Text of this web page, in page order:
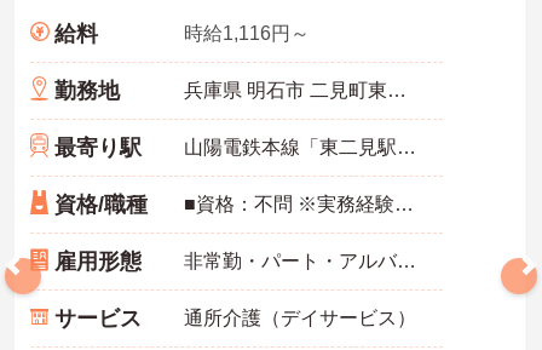
給料 時給1,116円～
勤務地 兵庫県 明石市 二見町東二見1018-2
最寄り駅 山陽電鉄本線「東二見駅」徒歩3分
資格/職種 ■資格：不問 ※実務経験：不問 ■普通自動車第一種運転免許（AT限定）
雇用形態 非常勤・パート・アルバイト
サービス 通所介護（デイサービス）